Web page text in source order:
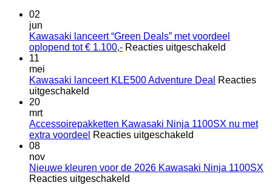
02
jun
Kawasaki lanceert “Green Deals” met voordeel
oplopend tot € 1.100,- Reacties uitgeschakeld
“Green
oplopend
11
mei
Kawasaki lanceert KLE500 Adventure Deal
Reacties
uitgeschakeld
KLE500
Adventure
20
mrt
Accessoirepakketten Kawasaki Ninja 1100SX nu met
extra voordeel Reacties uitgeschakeld
Ninja
08
nov
Nieuwe kleuren voor de 2026 Kawasaki Ninja 1100SX
Reacties uitgeschakeld